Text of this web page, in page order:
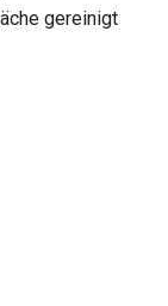
gereinigt